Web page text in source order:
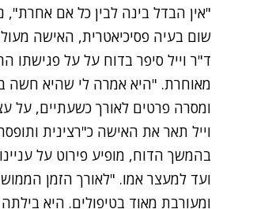
"אין הבדל בינה לבין כל אם
שום בעיה פסיכיאטרית, האישה
ד"ר וייל סיפר בדוח על על
מאוחרת. "היא אמרה לי שהיא חשה
ומסרה פרטים לאורך כשעתיים, על
וייל תאר את האישה כ"רצינית
בהמשך הדוח, מופיע פירוט על
ועד למעצר אמו. "לאורך הזמן
ומעורבת מאוד בטיפולים. היא